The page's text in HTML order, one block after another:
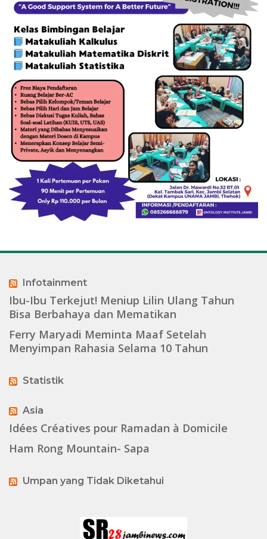
Infotainment
Ibu-Ibu Terkejut! Meniup Lilin Ulang Tahun
Bisa Berbahaya dan Mematikan
Ferry Maryadi Meminta Maaf Setelah
Menyimpan Rahasia Selama 10 Tahun
Statistik
Asia
Idées Créatives pour Ramadan à Domicile
Ham Rong Mountain- Sapa
Umpan yang Tidak Diketahui